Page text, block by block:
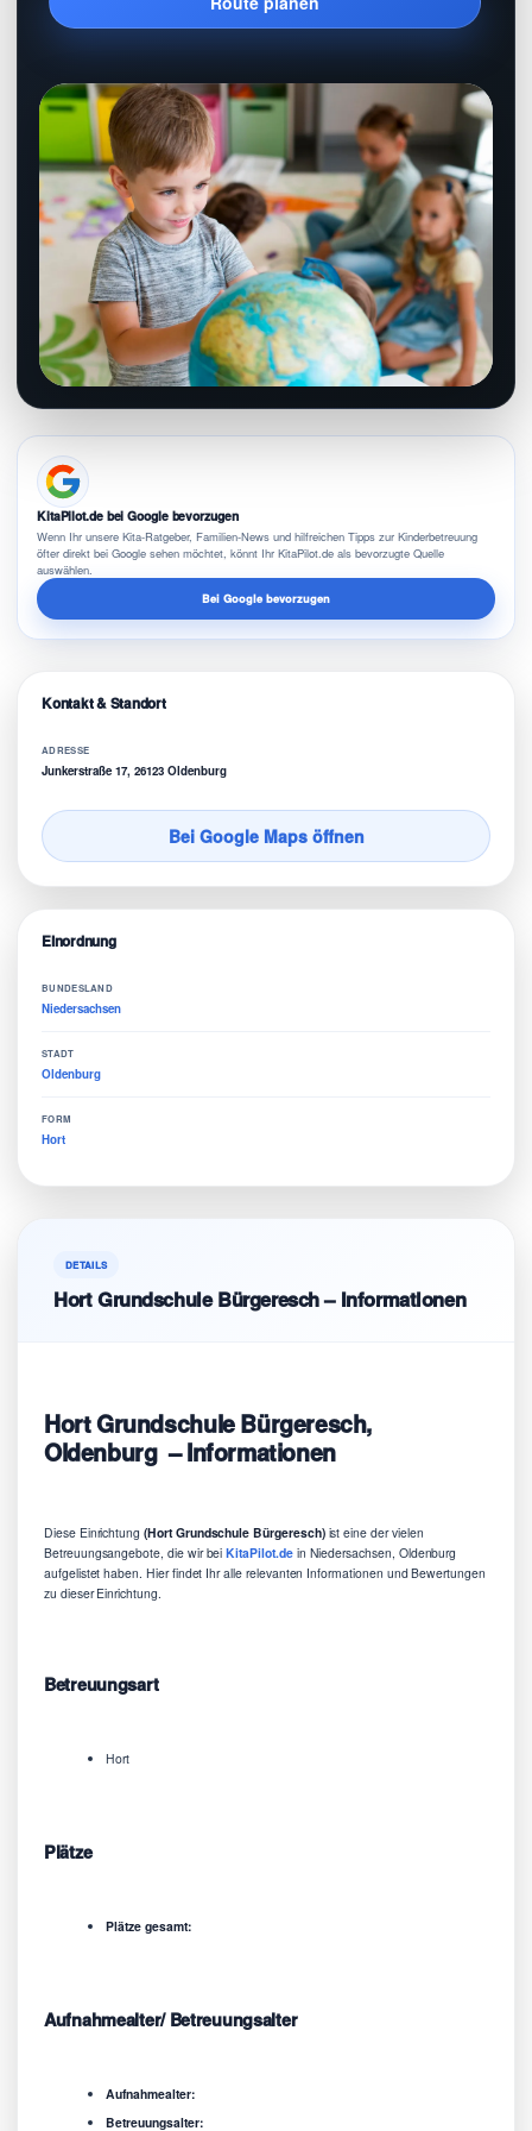
KitaPilot.de bei Google bevorzugen
Wenn Ihr unsere Kita-Ratgeber, Familien-News und hilfreichen Tipps zur Kinderbetreuung
öfter direkt bei Google sehen möchtet, könnt Ihr KitaPilot.de als bevorzugte Quelle
auswählen.
Bei Google bevorzugen
Kontakt & Standort
ADRESSE
Junkerstraße 17, 26123 Oldenburg
Bei Google Maps öffnen
Einordnung
BUNDESLAND
Niedersachsen
STADT
Oldenburg
FORM
Hort
DETAILS
Hort Grundschule Bürgeresch – Informationen
Hort Grundschule Bürgeresch,
Oldenburg – Informationen
Diese Einrichtung (Hort Grundschule Bürgeresch)ist eine der vielen
Betreuungsangebote, die wir beiKitaPilot.dein Niedersachsen, Oldenburg
aufgelistet haben. Hier findet Ihr alle relevanten Informationen und Bewertungen
zu dieser Einrichtung.
Betreuungsart
Hort
Plätze
Plätze gesamt:
Aufnahmealter/ Betreuungsalter
Aufnahmealter:
Betreuungsalter: